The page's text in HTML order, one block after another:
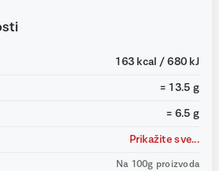
163 kcal / 680 kJ
= 13.5 g
= 6.5 g
Prikažite sve...
Na 100g proizvoda